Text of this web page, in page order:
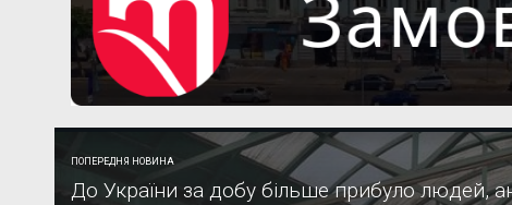
ПОПЕРЕДНЯ НОВИНА
До України за добу більше прибуло людей,